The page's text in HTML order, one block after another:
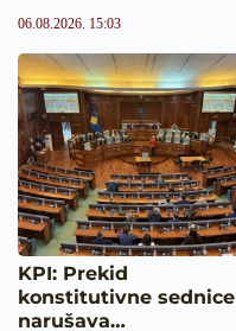
06.08.2026. 15:03
KPI: Prekid
konstitutivne sednice
narušava…